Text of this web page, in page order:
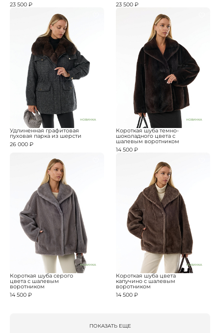
23 500 ₽
23 500 ₽
НОВИНКА
Удлиненная графитовая
пуховая парка из шерсти
26 000 ₽
НОВИНКА
Короткая шуба темно-
шоколадного цвета с
шалевым воротником
14 500 ₽
НОВИНКА
Короткая шуба серого
цвета с шалевым
воротником
14 500 ₽
НОВИНКА
Короткая шуба цвета
капучино с шалевым
воротником
14 500 ₽
ПОКАЗАТЬ ЕЩЕ